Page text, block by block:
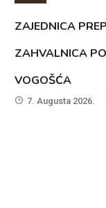
ZAJEDNICA
ZAHVALNICA
VOGOŠĆA
7. Augusta 2026.